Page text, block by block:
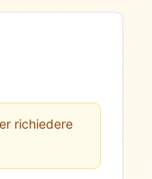
richiedere